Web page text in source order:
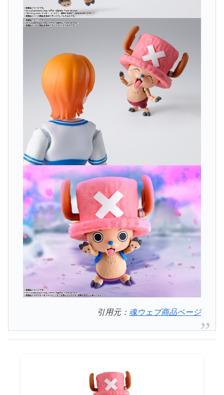
引用元： 魂ウェブ商品ページ